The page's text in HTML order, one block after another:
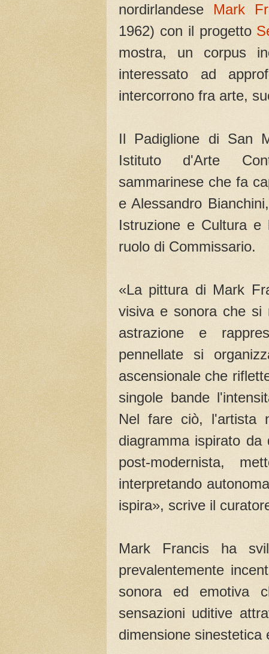
nordirlandese Mark
1962) con il progetto
mostra, un corpus
interessato ad
intercorrono fra arte,
Il Padiglione di San
Istituto d'Arte
sammarinese che fa
e Alessandro
Istruzione e Cultura e
ruolo di Commissario.
«La pittura di Mark
visiva e sonora che si
astrazione e
pennellate si
ascensionale che
singole bande
Nel fare ciò, l'artista
diagramma ispirato
post-modernista,
interpretando
ispira», scrive il
Mark Francis ha
prevalentemente
sonora ed emotiva
sensazioni uditive
dimensione sinestetica